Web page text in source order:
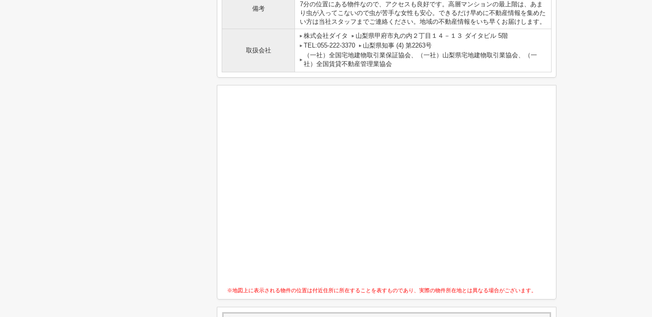
備考
7分の位置にある物件なので、アクセスも良好です。高層マンションの最上階は、あま
り虫が入ってこないので虫が苦手な女性も安心。できるだけ早めに不動産情報を集めた
い方は当社スタッフまでご連絡ください。地域の不動産情報をいち早くお届けします。
取扱会社
株式会社ダイタ
山梨県甲府市丸の内２丁目１４－１３ ダイタビル 5階
TEL:055-222-3370
山梨県知事 (4) 第2263号
（一社）全国宅地建物取引業保証協会、（一社）山梨県宅地建物取引業協会、（一
社）全国賃貸不動産管理業協会
※地図上に表示される物件の位置は付近住所に所在することを表すものであり、実際の物件所在地とは異なる場合がございます。